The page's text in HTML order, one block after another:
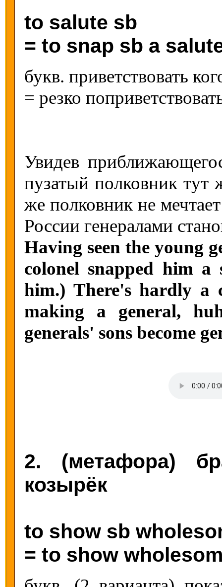
to salute sb
= to snap sb a
букв. приветствовать
= резко
Увидев
пузатый полковник тут
же полковник не
России генералами
Having seen the young
colonel snapped him a
him.) There's hardly a
making a general,
generals' sons become
2. (метафора)
козырёк
to show sb
= to show